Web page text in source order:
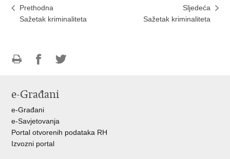
Prethodna
Sažetak kriminaliteta
Sljedeća
Sažetak kriminaliteta
FacebookuTwitteru
e-Građani
e-Građani
e-Savjetovanja
Portal otvorenih podataka RH
Izvozni portal